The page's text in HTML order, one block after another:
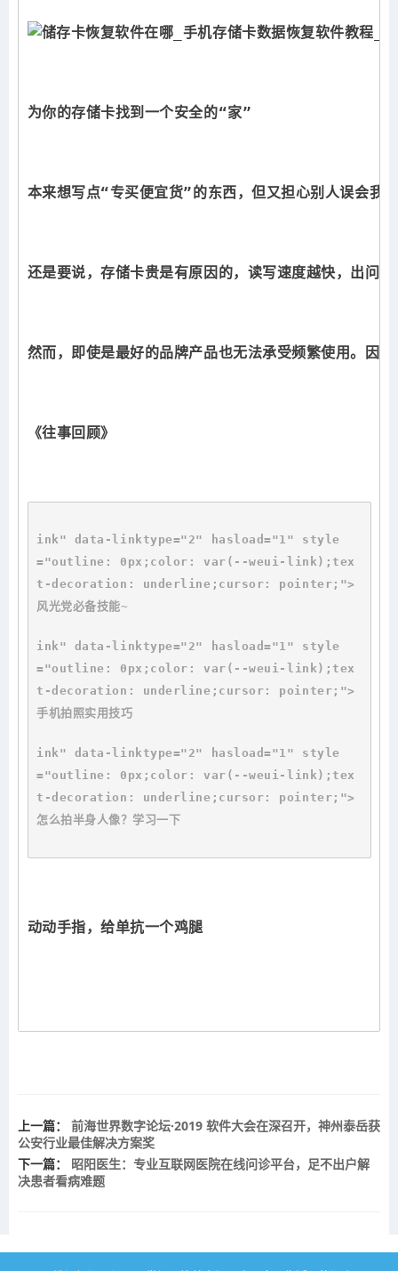
为你的存储卡找到一个安全的“家”
本来想写点“专买便宜货”的东西，但又担心别人误会我
还是要说，存储卡贵是有原因的，读写速度越快，出问
然而，即使是最好的品牌产品也无法承受频繁使用。
《往事回顾》
ink" data-l inktype="2" hasload="1" style
="outline: 0px;color: var(--weui-l ink);tex
t-decoration: underline;cursor: pointer;">
风光党必备技能~
ink" data-l inktype="2" hasload="1" style
="outline: 0px;color: var(--weui-l ink);tex
t-decoration: underline;cursor: pointer;">
手机拍照实用技巧
ink" data-l inktype="2" hasload="1" style
="outline: 0px;color: var(--weui-l ink);tex
t-decoration: underline;cursor: pointer;">
怎么拍半身人像？学习一下
动动手指，给单抗一个鸡腿
上一篇：
前海世界数字论坛·2019 软件大会在深召开，神州泰岳获
公安行业最佳解决方案奖
下一篇：
昭阳医生：专业互联网医院在线问诊平台，足不出户解
决患者看病难题